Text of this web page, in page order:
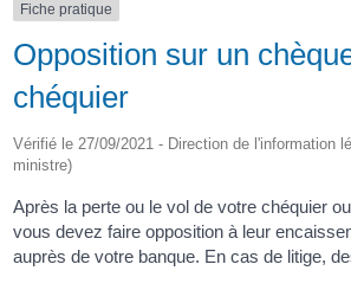
Fiche pratique
Opposition sur un
chéquier
Vérifié le 27/09/2021 - Direction de l'information
ministre)
Après la perte ou le vol de votre chéquier
vous devez faire opposition à leur
auprès de votre banque. En cas de litige,